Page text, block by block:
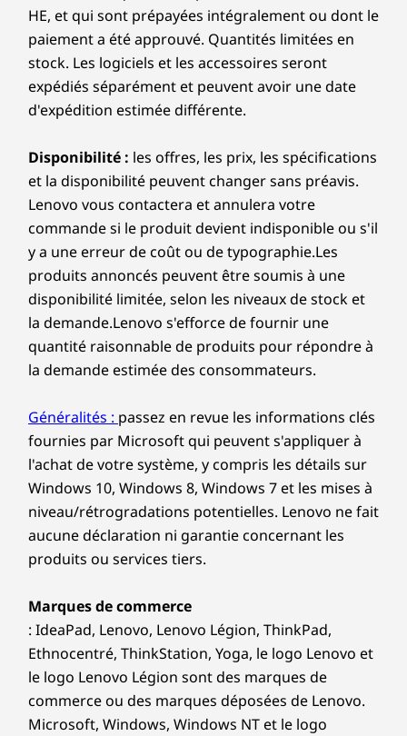
Le moniteur et le clavier sont en option et vendus séparément.
PUISSANCE ULTRA DE
TRAITEMENT
Conçu pour
tout gérer
Le P1 Gen 8 est équipé des processeurs
Intel Core™ Ultra (série 2) série H pour
gérer les charges de travail exigeantes.
Son unité de traitement neuronal
intégrée (NPU) dispose de capacités
informatiques de pointe, optimisant les
exceptionnelle.
RAID
0 / 1
Batterie
90Whr, unité remplaçable par le client (CRU)
Prend en charge Rapid Charge (60 minutes = 80 % de
la capacité)
Audio
2 x microphones à champ lointain
2 x haut-parleurs (orientés vers le bas)
Dolby Atmos®
Dolby Voice®
Caméra
5 MP RVB (rouge, vert, bleu) et infrarouge (IR) avec
confidentialité de la caméra Web
Les spécifications peuvent varier selon la région/le modèle et la
disponibilité.
Connectivité
USB-A (USB 10 Gbit/s), toujours activé
USB-C®(Thunderbolt™ 4, USB 40 Gbit/s) avec Power
Delivery 3.1 et DisplayPort™ 2.1
2 x USB-C ®(Thunderbolt™ 5, USB 80 Gbit/s) avec
Power Delivery 3.1 et DisplayPort™ 2.1
Lecteur de carte SD Express 7.0
Disque dur
Up to 8TB M.2
PCIe Gen5 NVMe
Performance SSD,
2 x 4TB drives
Comparer
Disque dur
Jusqu’à 2 To de
SSD NVMe M.2
PCIe de 4e
génération x 4
Magasiner
Comparer
Disque
Jusqu’à 2
PCIe de
Explorer tout Ordinateurs portables
HE, et qui sont prépayées intégralement ou dont le
paiement a été approuvé. Quantités limitées en
stock. Les logiciels et les accessoires seront
expédiés séparément et peuvent avoir une date
d'expédition estimée différente.
Disponibilité : les offres, les prix, les spécifications
et la disponibilité peuvent changer sans préavis.
Lenovo vous contactera et annulera votre
commande si le produit devient indisponible ou s'il
y a une erreur de coût ou de typographie.Les
produits annoncés peuvent être soumis à une
disponibilité limitée, selon les niveaux de stock et
la demande.Lenovo s'efforce de fournir une
quantité raisonnable de produits pour répondre à
la demande estimée des consommateurs.
Généralités : passez en revue les informations clés
fournies par Microsoft qui peuvent s'appliquer à
l'achat de votre système, y compris les détails sur
Windows 10, Windows 8, Windows 7 et les mises à
niveau/rétrogradations potentielles. Lenovo ne fait
aucune déclaration ni garantie concernant les
produits ou services tiers.
Marques de commerce
: IdeaPad, Lenovo, Lenovo Légion, ThinkPad,
Ethnocentré, ThinkStation, Yoga, le logo Lenovo et
le logo Lenovo Légion sont des marques de
commerce ou des marques déposées de Lenovo.
Microsoft, Windows, Windows NT et le logo